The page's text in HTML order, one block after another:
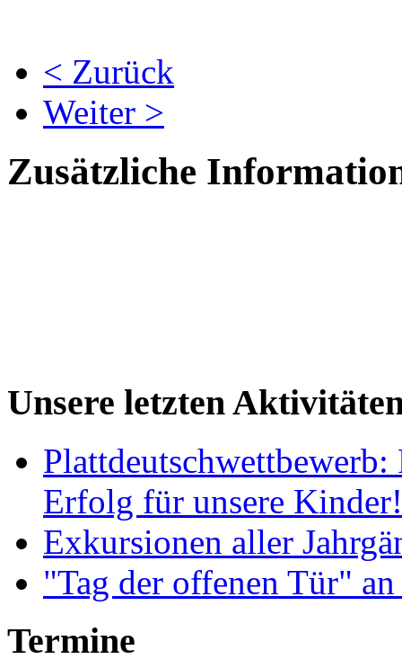
< Zurück
Weiter >
Zusätzliche
Unsere letzten
Erfolg für unsere Kinder!
Exkursionen aller
"Tag der offenen Tür"
Termine